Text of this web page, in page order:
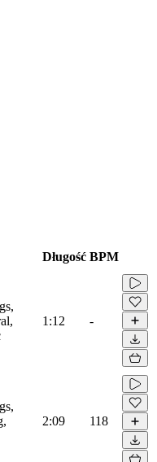
Długość BPM
1:12 -
2:09 118